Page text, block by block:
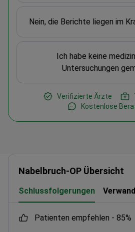
Nein, die Berichte liegen im
Ich habe keine
Untersuchungen
Verifizierte Ärzte
Kostenlose
Nabelbruch-OP Übersicht
Schlussfolgerungen
Patienten empfehlen - 85%